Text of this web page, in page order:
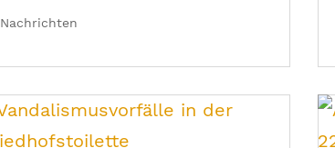
Nachrichten